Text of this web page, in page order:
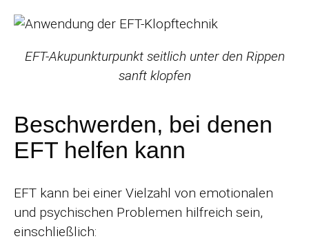
EFT-Akupunkturpunkt seitlich unter den Rippen
sanft klopfen
Beschwerden, bei denen
EFT helfen kann
EFT kann bei einer Vielzahl von emotionalen
und psychischen Problemen hilfreich sein,
einschließlich: